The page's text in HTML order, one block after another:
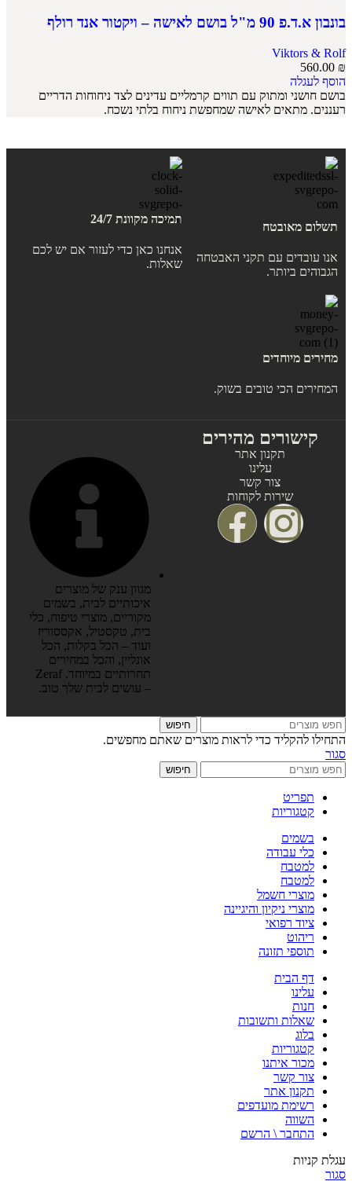
בונבון א.ד.פ 90 מ"ל בושם לאישה – ויקטור אנד רולף
Viktors & Rolf
560.00 ₪
הוסף לעגלה
בושם חושני ומתוק עם תווים קרמליים עדינים לצד ניחוחות הדריים
רעננים. מתאים לאישה שמחפשת ניחוח בלתי נשכח.
תשלום מאובטח
אנו עובדים עם תקני האבטחה
הגבוהים ביותר.
תמיכה מקוונת 24/7
אנחנו כאן כדי לעזור אם יש לכם
שאלות.
מחירים מיוחדים
המחירים הכי טובים בשוק.
קישורים מהירים
תקנון אתר
עלינו
צור קשר
שירות לקוחות
מגוון ענק של מוצרים
איכותיים לבית, בשמים
מקוריים, מוצרי טיפוח, כלי
בית, טקסטיל, אקססוריז
ועוד – הכל בקלות, הכל
אונליין, והכל במחירים
תחרותיים במיוחד. Zeraf
– עושים לבית שלך טוב.
חיפוש
התחילו להקליד כדי לראות מוצרים שאתם מחפשים.
סגור
חיפוש
תפריט
קטגוריות
בשמים
כלי עבודה
למטבח
למטבח
מוצרי חשמל
מוצרי ניקיון והיגיינה
ציוד רפואי
ריהוט
תוספי תזונה
דף הבית
עלינו
חנות
שאלות ותשובות
בלוג
קטגוריות
מכור איתנו
צור קשר
תקנון אתר
רשימת מועדפים
השווה
התחבר \ הרשם
עגלת קניות
סגור